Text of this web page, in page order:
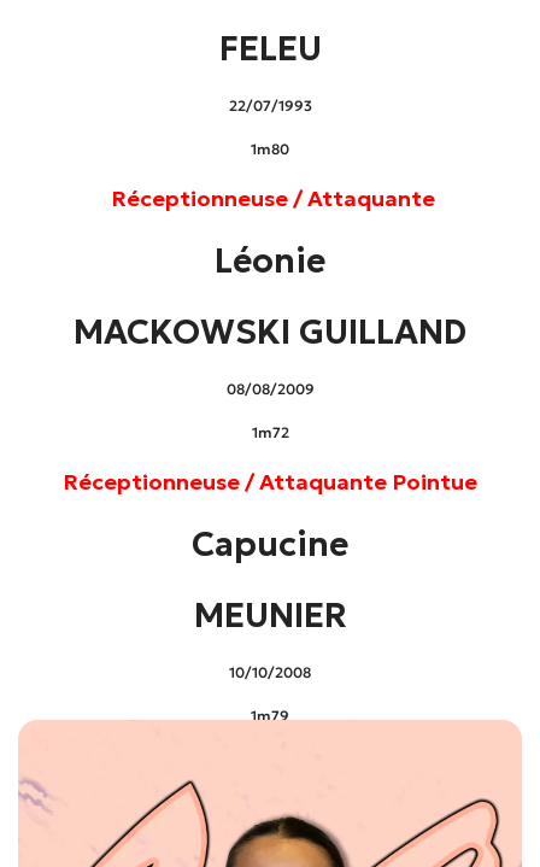
FELEU
22/07/1993
1m80
Réceptionneuse / Attaquante
Léonie
MACKOWSKI GUILLAND
08/08/2009
1m72
Réceptionneuse / Attaquante Pointue
Capucine
MEUNIER
10/10/2008
1m79